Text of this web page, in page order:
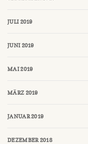
JULI 2019
JUNI 2019
MAI 2019
MÄRZ 2019
JANUAR 2019
DEZEMBER 2018